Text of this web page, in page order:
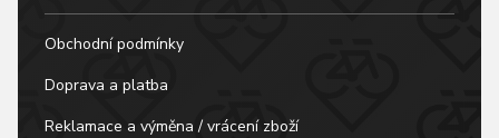
Obchodní podmínky
Doprava a platba
Reklamace a výměna / vrácení zboží